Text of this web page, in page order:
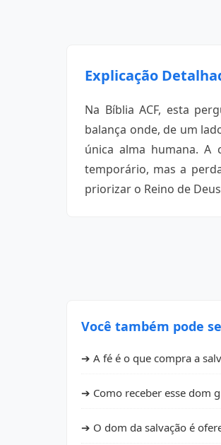
Explicação
Na Bíblia ACF, esta
balança onde, de um
única alma humana.
temporário, mas a
priorizar o Reino de
Você também pode
➔ A fé é o que compra a
➔ Como receber esse dom
➔ O dom da salvação é